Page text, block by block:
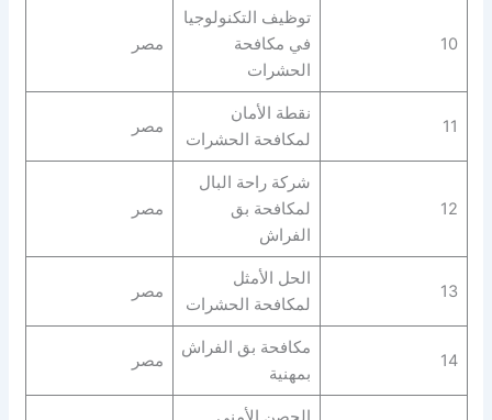
10
توظيف التكنولوجيا
في مكافحة
الحشرات
مصر
11
نقطة الأمان
لمكافحة الحشرات
مصر
12
شركة راحة البال
لمكافحة بق
الفراش
مصر
13
الحل الأمثل
لمكافحة الحشرات
مصر
14
مكافحة بق الفراش
بمهنية
مصر